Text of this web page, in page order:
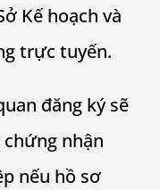
Kế hoạch và
trực tuyến.
đăng ký sẽ
nhận
nếu hồ sơ